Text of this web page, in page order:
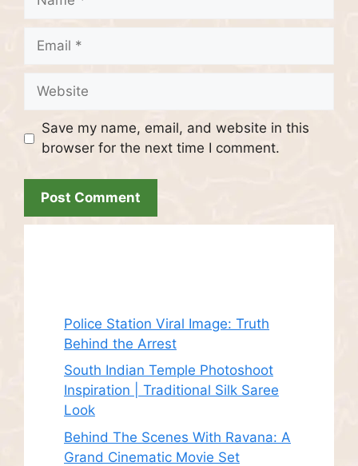
Email
Website
Save my name, email, and website in this
browser for the next time I comment.
Police Station Viral Image: Truth
Behind the Arrest
South Indian Temple Photoshoot
Inspiration | Traditional Silk Saree
Look
Behind The Scenes With Ravana: A
Grand Cinematic Movie Set